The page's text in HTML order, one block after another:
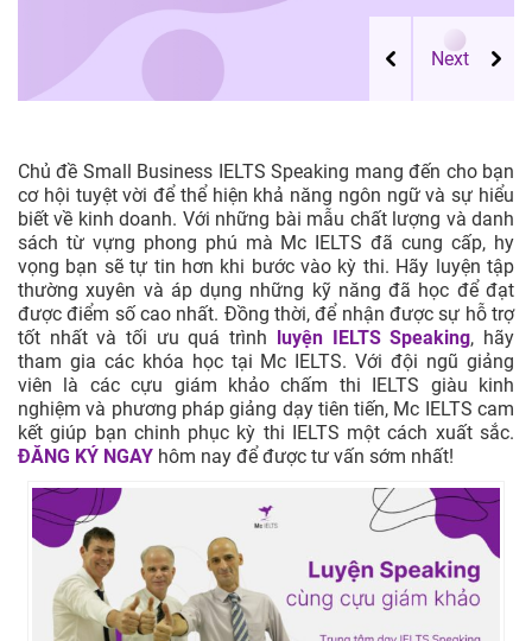
Chủ đề Small Business IELTS Speaking mang đến cho bạn
cơ hội tuyệt vời để thể hiện khả năng ngôn ngữ và sự hiểu
biết về kinh doanh. Với những bài mẫu chất lượng và danh
sách từ vựng phong phú mà Mc IELTS đã cung cấp, hy
vọng bạn sẽ tự tin hơn khi bước vào kỳ thi. Hãy luyện tập
thường xuyên và áp dụng những kỹ năng đã học để đạt
được điểm số cao nhất. Đồng thời, để nhận được sự hỗ trợ
tốt nhất và tối ưu quá trình luyện IELTS Speaking, hãy
tham gia các khóa học tại Mc IELTS. Với đội ngũ giảng
viên là các cựu giám khảo chấm thi IELTS giàu kinh
nghiệm và phương pháp giảng dạy tiên tiến, Mc IELTS cam
kết giúp bạn chinh phục kỳ thi IELTS một cách xuất sắc.
ĐĂNG KÝ NGAY hôm nay để được tư vấn sớm nhất!